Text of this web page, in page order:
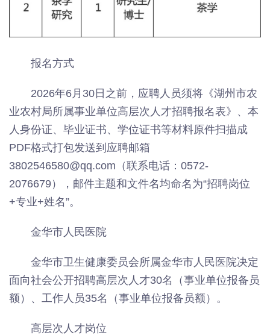
报名方式
2026年6月30日之前，应聘人员须将《湖州市农
业农村局所属事业单位高层次人才招聘报名表》、本
人身份证、毕业证书、学位证书等材料原件扫描成
PDF格式打包发送到应聘邮箱
3802546580@qq.com（联系电话：0572-
2076679），邮件主题和文件名均命名为“招聘岗位
+专业+姓名”。
金华市人民医院
金华市卫生健康委员会所属金华市人民医院决定
面向社会公开招聘高层次人才30名（事业单位报备员
额）、工作人员35名（事业单位报备员额）。
高层次人才岗位